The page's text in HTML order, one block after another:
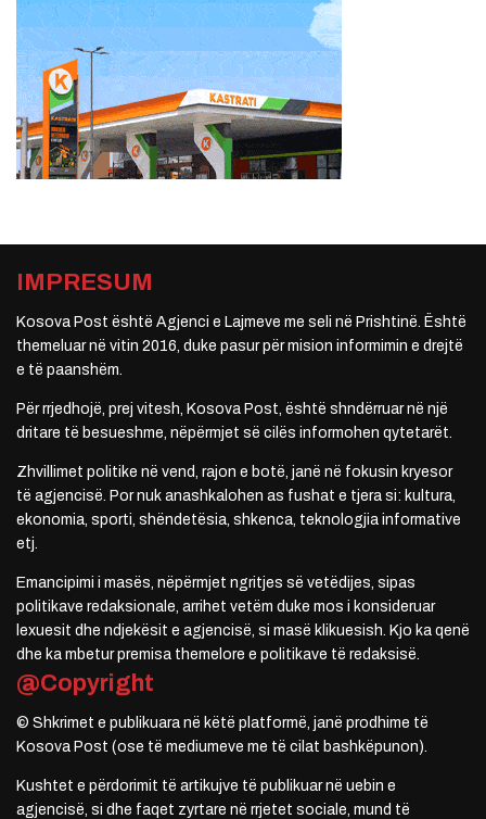
IMPRESUM
Kosova Post është Agjenci e Lajmeve me seli në Prishtinë. Është
themeluar në vitin 2016, duke pasur për mision informimin e drejtë
e të paanshëm.
Për rrjedhojë, prej vitesh, Kosova Post, është shndërruar në një
dritare të besueshme, nëpërmjet së cilës informohen qytetarët.
Zhvillimet politike në vend, rajon e botë, janë në fokusin kryesor
të agjencisë. Por nuk anashkalohen as fushat e tjera si: kultura,
ekonomia, sporti, shëndetësia, shkenca, teknologjia informative
etj.
Emancipimi i masës, nëpërmjet ngritjes së vetëdijes, sipas
politikave redaksionale, arrihet vetëm duke mos i konsideruar
lexuesit dhe ndjekësit e agjencisë, si masë klikuesish. Kjo ka qenë
dhe ka mbetur premisa themelore e politikave të redaksisë.
@Copyright
© Shkrimet e publikuara në këtë platformë, janë prodhime të
Kosova Post (ose të mediumeve me të cilat bashkëpunon).
Kushtet e përdorimit të artikujve të publikuar në uebin e
agjencisë, si dhe faqet zyrtare në rrjetet sociale, mund të